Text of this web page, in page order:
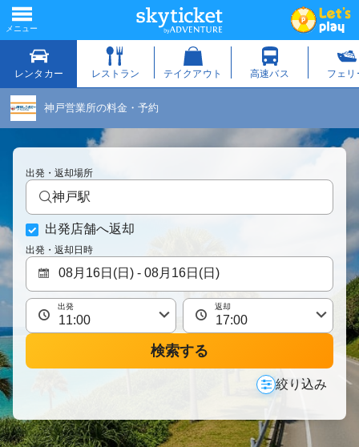
神戸営業所の料金・予約
出発・返却場所
神戸駅
出発店舗へ返却
出発・返却日時
出発 返却
検索する
絞り込み